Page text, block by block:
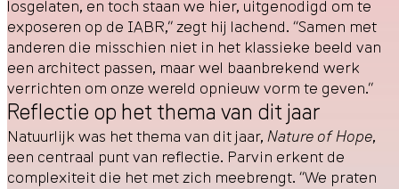
losgelaten, en toch staan we hier, uitgenodigd om te
exposeren op de IABR,” zegt hij lachend. “Samen met
anderen die misschien niet in het klassieke beeld van
een architect passen, maar wel baanbrekend werk
verrichten om onze wereld opnieuw vorm te geven.”
Reflectie op het thema van dit jaar
Natuurlijk was het thema van dit jaar,Nature of Hope,
een centraal punt van reflectie. Parvin erkent de
complexiteit die het met zich meebrengt. “We praten